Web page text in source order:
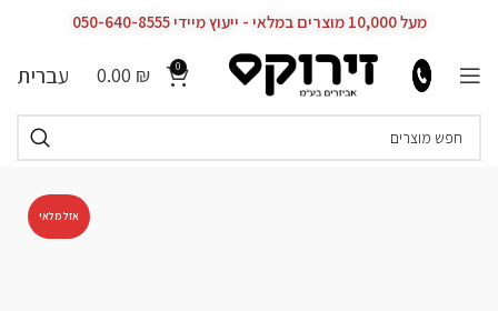
מעל 10,000 מוצרים במלאי - ייעוץ מיידי 050-640-8555
0
0.00 ₪ עברית
אזל מלאי